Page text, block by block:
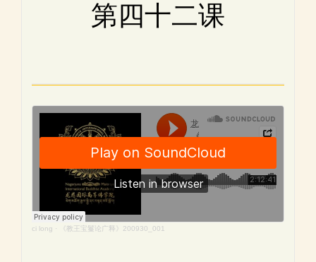
第四十二课
ci long · 《教王宝鬘论广释》200930_001